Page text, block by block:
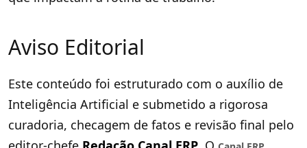
Aviso Editorial
Este conteúdo foi estruturado com o auxílio de
Inteligência Artificial e submetido a rigorosa
curadoria, checagem de fatos e revisão final pelo